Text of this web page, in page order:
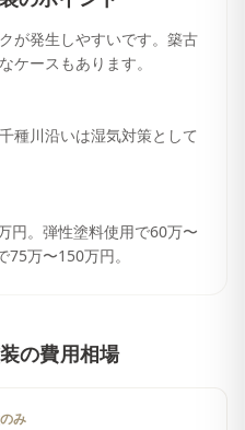
が発生しやすいです。築古
ケースもあります。
種川沿いは湿気対策として
円。弾性塗料使用で60万〜
万〜150万円。
の費用相場
み